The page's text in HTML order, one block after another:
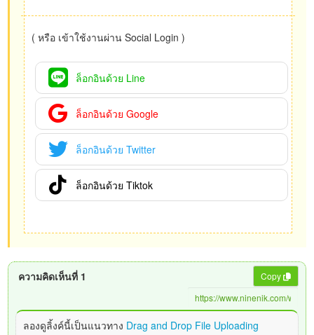
( หรือ เข้าใช้งานผ่าน Social Login )
ล็อกอินด้วย Line
ล็อกอินด้วย Google
ล็อกอินด้วย Twitter
ล็อกอินด้วย Tiktok
ความคิดเห็นที่ 1 Copy
ลองดูลิ้งค์นี้เป็นแนวทาง Drag and Drop File Uploading